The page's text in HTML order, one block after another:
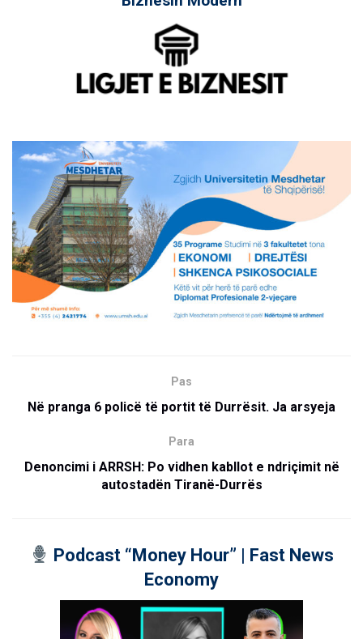
Pas
Në pranga 6 policë të portit të Durrësit. Ja arsyeja
Para
Denoncimi i ARRSH: Po vidhen kabllot e ndriçimit në
autostadën Tiranë-Durrës
Podcast “Money Hour” | Fast News
Economy